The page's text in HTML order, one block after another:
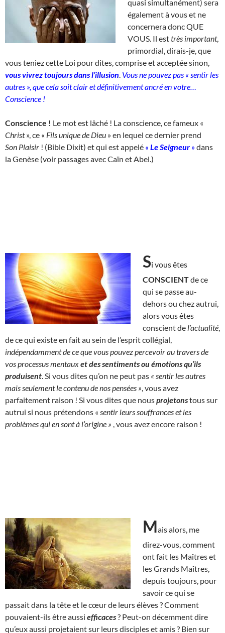
quasi simultanément) sera
également à vous et ne
concernera donc QUE
VOUS. Il esttrès important,
primordial, dirais-je, que
vous teniez cette Loi pour dites, comprise et acceptée sinon,
vous vivrez toujours dans l’illusion Vous ne pouvez pas « sentir les
autres », que cela soit clair et définitivement ancré en votre…
Conscience !
Conscience ! Le mot est lâché ! La conscience, ce fameux «
Christ», ce « Fils unique de Dieu » en lequel ce dernier prend
Son Plaisir ! (Bible Dixit) et qui est appelé « Le Seigneur »dans
la Genèse (voir passages avec Caïn et Abel.)
Si vous êtes
CONSCIENTde ce
qui se passe au-
dehors ou chez autrui,
alors vous êtes
conscient de l’actualité
de ce qui existe en fait au sein de l’esprit collégial,
indépendamment de ce que vous pouvez percevoir au travers de
vos processus mentauxet des sentiments ou émotions qu’ils
produisent . Si vous dites qu’on ne peut pas « sentir les autres
mais seulement le contenu de nos pensées » , vous avez
parfaitement raison ! Si vous dites que nousprojetonstous sur
autrui si nous prétendons « sentir leurs souffrances et les
problèmes qui en sont à l’origine » , vous avez encore raison !
Mais alors, me
direz-vous, comment
ont fait les Maîtres et
les Grands Maîtres,
depuis toujours, pour
savoir ce qui se
passait dans la tête et le cœur de leurs élèves ? Comment
pouvaient-ils être aussi efficaces? Peut-on décemment dire
qu’eux aussi projetaient sur leurs disciples et amis ? Bien sur